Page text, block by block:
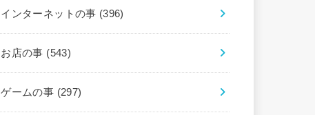
インターネットの事 (396)
お店の事 (543)
ゲームの事 (297)